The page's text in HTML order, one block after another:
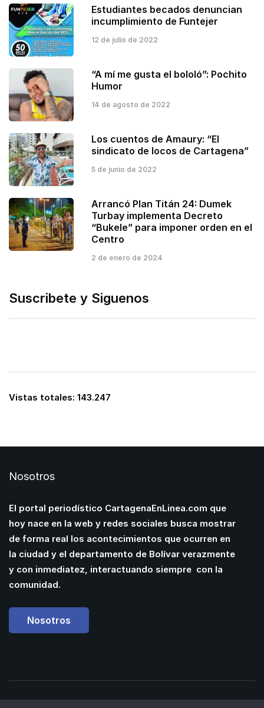
Estudiantes becados denuncian
incumplimiento de Funtejer
12 de julio de 2022
“A mí me gusta el bololó”: Pochito
Humor
14 de agosto de 2022
Los cuentos de Amaury: “El
sindicato de locos de Cartagena”
5 de junio de 2022
Arrancó Plan Titán 24: Dumek
Turbay implementa Decreto
“Bukele” para imponer orden en el
Centro
2 de enero de 2024
Suscribete y Siguenos
Vistas totales: 143.247
Nosotros
El portal periodístico CartagenaEnLinea.com que
hoy nace en la web y redes sociales busca mostrar
de forma real los acontecimientos que ocurren en
la ciudad y el departamento de Bolívar verazmente
y con inmediatez, interactuando siempre con la
comunidad.
Nosotros